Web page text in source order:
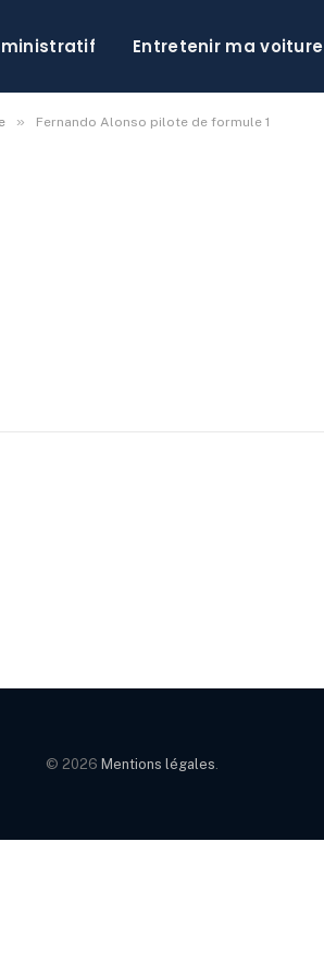
Entretenir ma voiture
» Fernando Alonso pilote de formule 1
1
© 2026 Mentions légales.